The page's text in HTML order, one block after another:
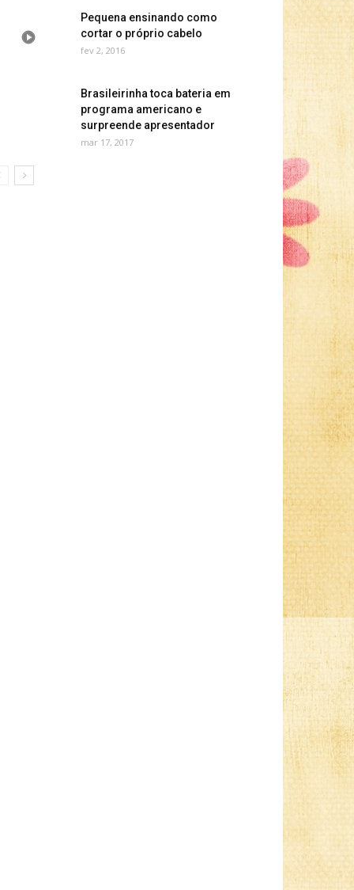
Pequena ensinando como
cortar o próprio cabelo
fev 2, 2016
Brasileirinha toca bateria em
programa americano e
surpreende apresentador
mar 17, 2017